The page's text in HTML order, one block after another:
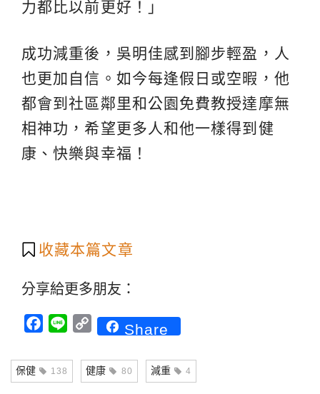
力都比以前更好！」
成功減重後，吳明佳感到腳步輕盈，人
也更加自信。如今每逢假日或空暇，他
都會到社區鄰里和公園免費教授達摩無
相神功，希望更多人和他一樣得到健
康、快樂與幸福！
收藏本篇文章
分享給更多朋友：
Facebook
Line CopyShare
保健 138 健康 80 減重 4